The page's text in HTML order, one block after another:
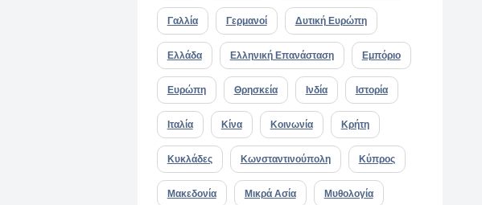
Γαλλία Γερμανοί Δυτική Ευρώπη
Ελλάδα Ελληνική Επανάσταση Εμπόριο
Ευρώπη Θρησκεία Ινδία Ιστορία
Ιταλία Κίνα Κοινωνία Κρήτη
Κυκλάδες Κωνσταντινούπολη Κύπρος
Μακεδονία Μικρά Ασία Μυθολογία